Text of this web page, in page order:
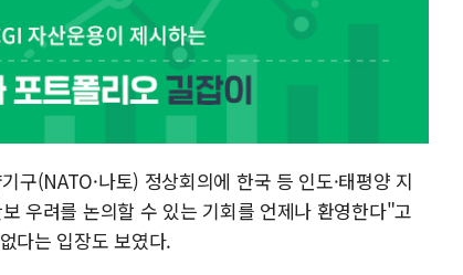
李대통령 "결혼 때문에 손해
추미애, '위안부' 피해자 기
인천 선재도 갯벌서 해루질
인천서 말다툼 중 어머니 흉
'화합' 꺼낸 김민석에 '뻔뻔'
구(NATO·나토) 정상회의에 한국 등 인도·태평양 지
우려를 논의할 수 있는 기회를 언제나 환영한다"고
다는 입장도 보였다.